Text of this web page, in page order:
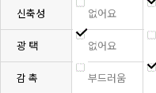
신축성 없어요
광 택 없어요
감 촉 부드러움